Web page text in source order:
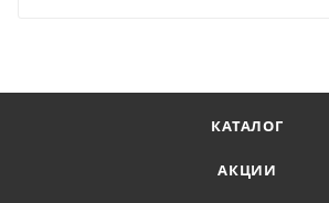
КАТАЛОГ
АКЦИИ